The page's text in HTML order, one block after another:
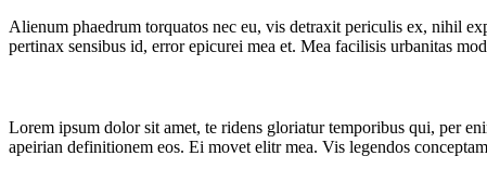
Alienum phaedrum torquatos nec eu, vis detraxit periculis ex, nihil
pertinax sensibus id, error epicurei mea et. Mea facilisis urbanitas
Lorem ipsum dolor sit amet, te ridens gloriatur temporibus qui, per
apeirian definitionem eos. Ei movet elitr mea. Vis legendos